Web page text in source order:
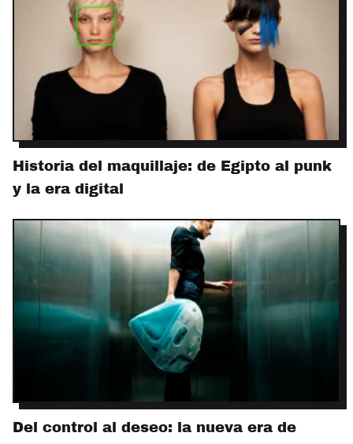
Historia del maquillaje: de Egipto al punk
y la era digital
Del control al deseo: la nueva era de